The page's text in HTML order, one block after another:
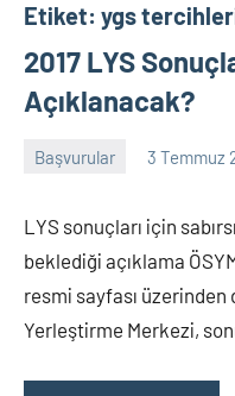
Etiket: ygs
2017 LYS
Açıklanacak?
Başvurular 3 Temmuz
alperturkoglu
Yorum
LYS sonuçları için
beklediği açıklama
resmi sayfası
Yerleştirme Merkezi,